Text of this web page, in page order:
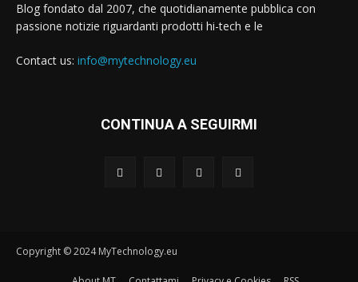
Blog fondato dal 2007, che quotidianamente pubblica con
passione notizie riguardanti prodotti hi-tech e le
Contact us: info@mytechnology.eu
CONTINUA A SEGUIRMI
Copyright © 2024 MyTechnology.eu